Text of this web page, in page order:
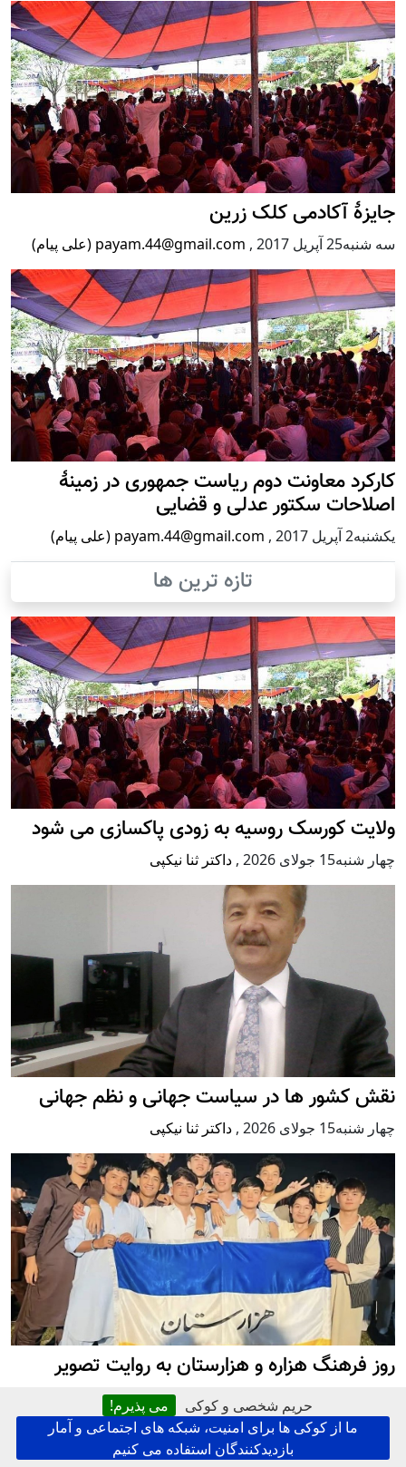
حریم شخصی و کوکی
می پذیرم!
ما از کوکی ها برای امنیت، شبکه های اجتماعی و آمار
بازدیدکنندگان استفاده می کنیم
جایزۀ آکادمی کلک زرین
سه شنبه25 آپریل 2017 , payam.44@gmail.com (علی پیام)
کارکرد معاونت دوم ریاست جمهوری در زمینۀ
اصلاحات سکتور عدلی و قضایی
يكشنبه2 آپریل 2017 , payam.44@gmail.com (علی پیام)
تازه ترین ها
ولایت کورسک روسیه به زودی پاکسازی می شود
چهار شنبه15 جولای 2026 , داکتر ثنا نیکپی
نقش کشور ها در سیاست جهانی و نظم جهانی
چهار شنبه15 جولای 2026 , داکتر ثنا نیکپی
روز فرهنگ هزاره و هزارستان به روایت تصویر
کابل پرس خبری و تحلیلی
اعتراض